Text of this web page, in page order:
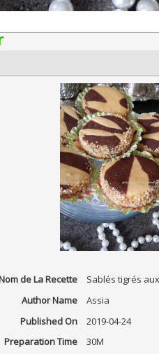
de La Recette
Sablés tigrés
Author Name
Assia
Published On
2019-04-24
Preparation Time
30M